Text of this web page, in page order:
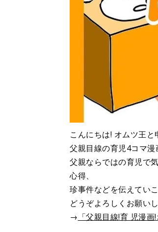
こんにちは! オムツ王と
父親目線の育児4コマ漫
父親ならではの育児で
心得、
珍事件などを伝えてい
どうぞよろしくお願いし
→ 「父親目線!育 児漫